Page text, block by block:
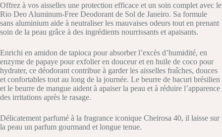
Offrez à vos aisselles une protection efficace et un soin complet avec le
Rio Deo Aluminum-Free Deodorant de Sol de Janeiro. Sa formule
sans aluminium aide à neutraliser les mauvaises odeurs tout en prenant
soin de la peau grâce à des ingrédients nourrissants et apaisants.
Enrichi en amidon de tapioca pour absorber l’excès d’humidité, en
enzyme de papaye pour exfolier en douceur et en huile de coco pour
hydrater, ce déodorant contribue à garder les aisselles fraîches, douces
et confortables tout au long de la journée. Le beurre de bacuri brésilien
et le beurre de mangue aident à apaiser la peau et à réduire l’apparence
des irritations après le rasage.
Délicatement parfumé à la fragrance iconique Cheirosa 40, il laisse sur
la peau un parfum gourmand et longue tenue.